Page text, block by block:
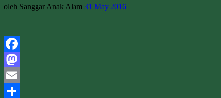
oleh Sanggar Anak Alam 31 May 2016
Facebook
Mastodon
Email